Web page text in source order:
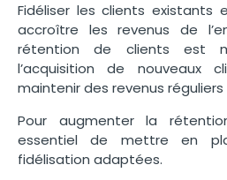
Fidéliser les clients existants
accroître les revenus de
rétention de clients est
l’acquisition de nouveaux
maintenir des revenus
Pour augmenter la
essentiel de mettre en
fidélisation adaptées.